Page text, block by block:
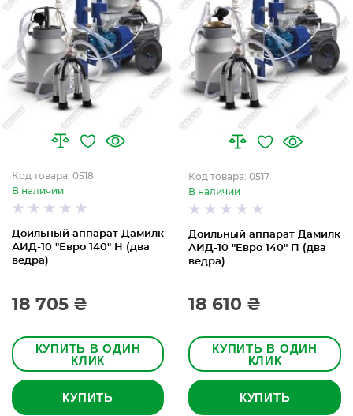
Доильный аппарат Дамилк
АИД-10 "Евро 140" Н (два
ведра)
Код товара: 0518
В наличии
18 705 ₴
КУПИТЬ В ОДИН
КЛИК
КУПИТЬ
Доильный аппарат Дамилк
АИД-10 "Евро 140" П (два
ведра)
Код товара: 0517
В наличии
18 610 ₴
КУПИТЬ В ОДИН
КЛИК
КУПИТЬ